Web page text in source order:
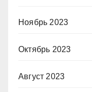
Ноябрь 2023
Октябрь 2023
Август 2023